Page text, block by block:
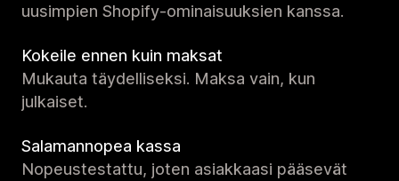
uusimpien Shopify-ominaisuuksien kanssa.
Kokeile ennen kuin maksat
Mukauta täydelliseksi. Maksa vain, kun
julkaiset.
Salamannopea kassa
Nopeustestattu, joten asiakkaasi pääsevät